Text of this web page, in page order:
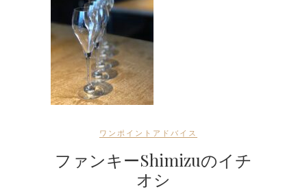
ワンポイントアドバイス
ファンキーShimizuのイチ
オシ